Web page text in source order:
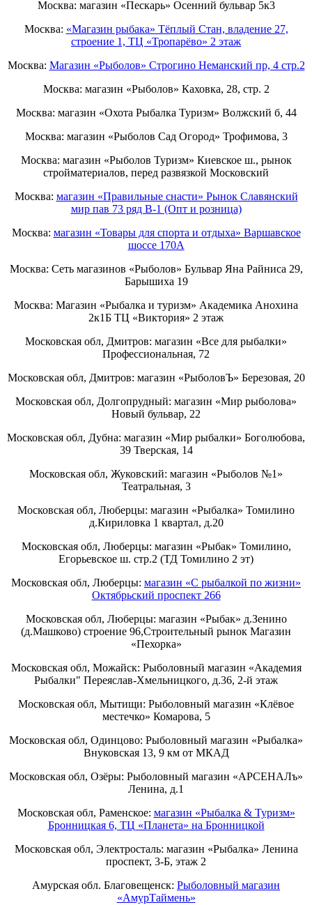
Москва: магазин «Пескарь» Осенний бульвар 5к3
Москва: «Магазин рыбака» Тёплый Стан, владение 27,
строение 1, ТЦ «Тропарёво» 2 этаж
Москва: Магазин «Рыболов» Строгино Неманский пр, 4 стр.2
Москва: магазин «Рыболов» Каховка, 28, стр. 2
Москва: магазин «Охота Рыбалка Туризм» Волжский б, 44
Москва: магазин «Рыболов Сад Огород» Трофимова, 3
Москва: магазин «Рыболов Туризм» Киевское ш., рынок
стройматериалов, перед развязкой Московский
Москва: магазин «Правильные снасти» Рынок Славянский
мир пав 73 ряд B-1 (Опт и розница)
Москва: магазин «Товары для спорта и отдыха» Варшавское
шоссе 170А
Москва: Сеть магазинов «Рыболов» Бульвар Яна Райниса 29,
Барышиха 19
Москва: Магазин «Рыбалка и туризм» Академика Анохина
2к1Б ТЦ «Виктория» 2 этаж
Московская обл, Дмитров: магазин «Все для рыбалки»
Профессиональная, 72
Московская обл, Дмитров: магазин «РыболовЪ» Березовая, 20
Московская обл, Долгопрудный: магазин «Мир рыболова»
Новый бульвар, 22
Московская обл, Дубна: магазин «Мир рыбалки» Боголюбова,
39 Тверская, 14
Московская обл, Жуковский: магазин «Рыболов №1»
Театральная, 3
Московская обл, Люберцы: магазин «Рыбалка» Томилино
д.Кириловка 1 квартал, д.20
Московская обл, Люберцы: магазин «Рыбак» Томилино,
Егорьевское ш. стр.2 (ТД Томилино 2 эт)
Московская обл, Люберцы: магазин «С рыбалкой по жизни»
Октябрьский проспект 266
Московская обл, Люберцы: магазин «Рыбак» д.Зенино
(д.Машково) строение 96,Строительный рынок Магазин
«Пехорка»
Московская обл, Можайск: Рыболовный магазин «Академия
Рыбалки" Переяслав-Хмельницкого, д.36, 2-й этаж
Московская обл, Мытищи: Рыболовный магазин «Клёвое
местечко» Комарова, 5
Московская обл, Одинцово: Рыболовный магазин «Рыбалка»
Внуковская 13, 9 км от МКАД
Московская обл, Озёры: Рыболовный магазин «АРСЕНАЛъ»
Ленина, д.1
Московская обл, Раменское: магазин «Рыбалка & Туризм»
Бронницкая 6, ТЦ «Планета» на Бронницкой
Московская обл, Электросталь: магазин «Рыбалка» Ленина
проспект, 3-Б, этаж 2
Амурская обл. Благовещенск: Рыболовный магазин
«АмурТаймень»